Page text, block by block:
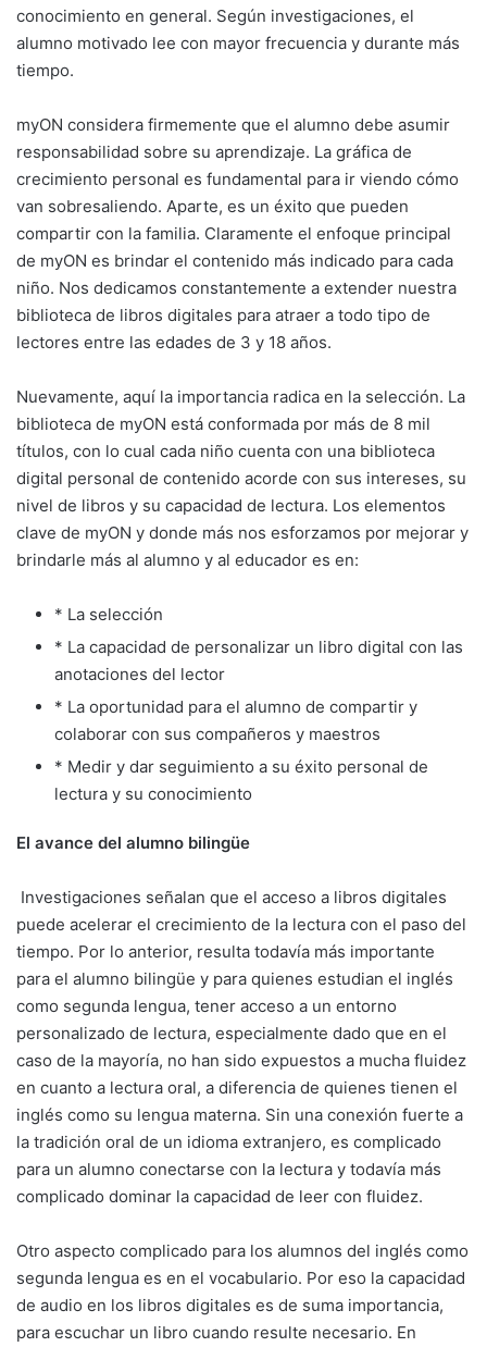
conocimiento en general. Según investigaciones, el
alumno motivado lee con mayor frecuencia y durante más
tiempo.
myON considera firmemente que el alumno debe asumir
responsabilidad sobre su aprendizaje. La gráfica de
crecimiento personal es fundamental para ir viendo cómo
van sobresaliendo. Aparte, es un éxito que pueden
compartir con la familia. Claramente el enfoque principal
de myON es brindar el contenido más indicado para cada
niño. Nos dedicamos constantemente a extender nuestra
biblioteca de libros digitales para atraer a todo tipo de
lectores entre las edades de 3 y 18 años.
Nuevamente, aquí la importancia radica en la selección. La
biblioteca de myON está conformada por más de 8 mil
títulos, con lo cual cada niño cuenta con una biblioteca
digital personal de contenido acorde con sus intereses, su
nivel de libros y su capacidad de lectura. Los elementos
clave de myON y donde más nos esforzamos por mejorar y
brindarle más al alumno y al educador es en:
* La selección
* La capacidad de personalizar un libro digital con las
anotaciones del lector
* La oportunidad para el alumno de compartir y
colaborar con sus compañeros y maestros
* Medir y dar seguimiento a su éxito personal de
lectura y su conocimiento
El avance del alumno bilingüe
Investigaciones señalan que el acceso a libros digitales
puede acelerar el crecimiento de la lectura con el paso del
tiempo. Por lo anterior, resulta todavía más importante
para el alumno bilingüe y para quienes estudian el inglés
como segunda lengua, tener acceso a un entorno
personalizado de lectura, especialmente dado que en el
caso de la mayoría, no han sido expuestos a mucha fluidez
en cuanto a lectura oral, a diferencia de quienes tienen el
inglés como su lengua materna. Sin una conexión fuerte a
la tradición oral de un idioma extranjero, es complicado
para un alumno conectarse con la lectura y todavía más
complicado dominar la capacidad de leer con fluidez.
Otro aspecto complicado para los alumnos del inglés como
segunda lengua es en el vocabulario. Por eso la capacidad
de audio en los libros digitales es de suma importancia,
para escuchar un libro cuando resulte necesario. En